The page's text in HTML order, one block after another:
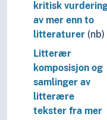
kritisk
av mer enn to
litteraturer (nb)
Litterær
komposisjon og
samlinger av
litterære
tekster fra mer